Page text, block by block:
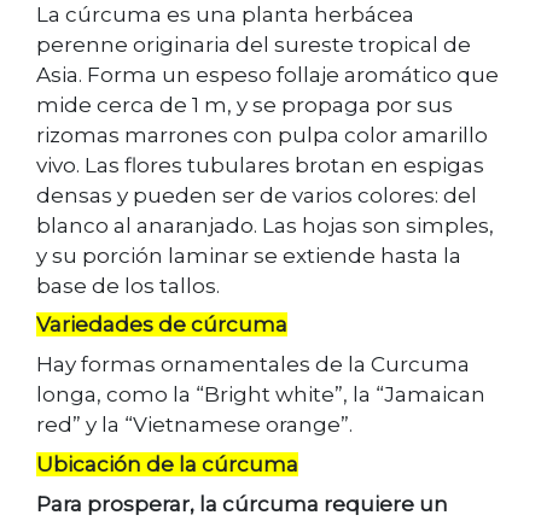
La cúrcuma es una planta herbácea
perenne originaria del sureste tropical de
Asia. Forma un espeso follaje aromático que
mide cerca de 1 m, y se propaga por sus
rizomas marrones con pulpa color amarillo
vivo. Las flores tubulares brotan en espigas
densas y pueden ser de varios colores: del
blanco al anaranjado. Las hojas son simples,
y su porción laminar se extiende hasta la
base de los tallos.
Variedades de cúrcuma
Hay formas ornamentales de la Curcuma
longa, como la “Bright white”, la “Jamaican
red” y la “Vietnamese orange”.
Ubicación de la cúrcuma
Para prosperar, la cúrcuma requiere un